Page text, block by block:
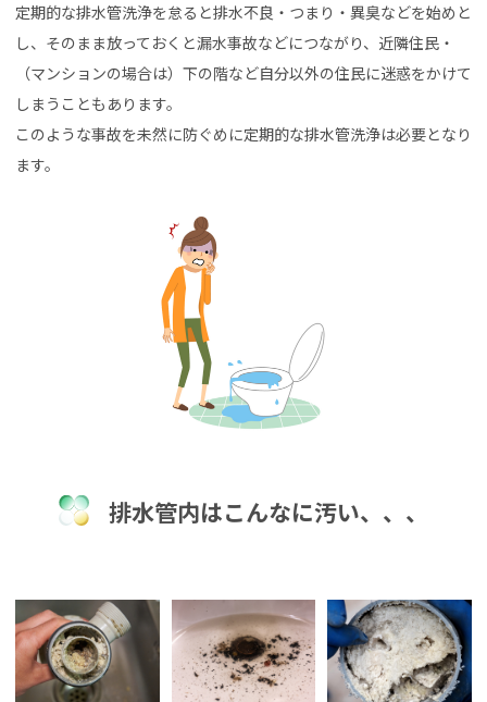
定期的な排水管洗浄を怠ると排水不良・つまり・異臭などを始めと
し、そのまま放っておくと漏水事故などにつながり、近隣住民・
（マンションの場合は）下の階など自分以外の住民に迷惑をかけて
しまうこともあります。
このような事故を未然に防ぐめに定期的な排水管洗浄は必要となり
ます。
排水管内はこんなに汚い、、、